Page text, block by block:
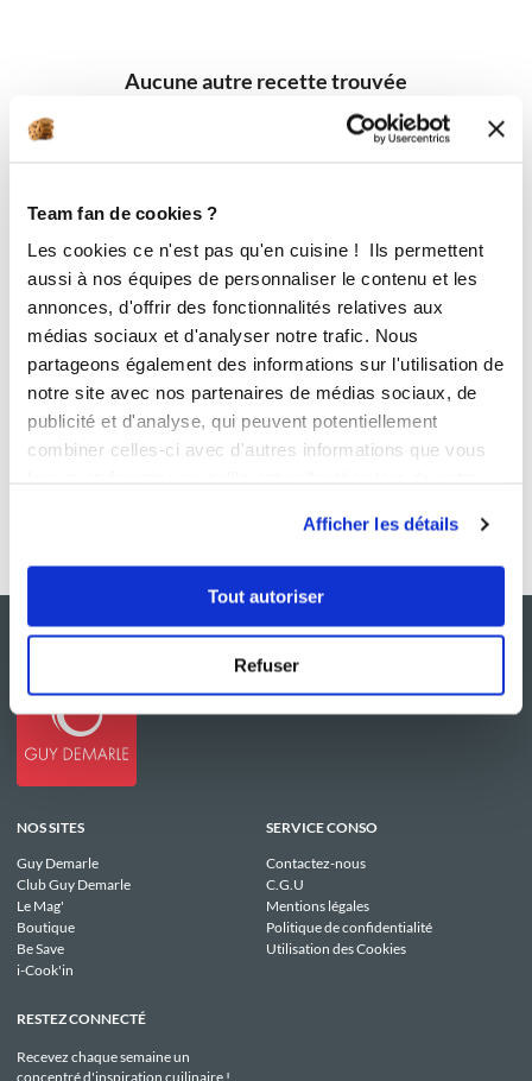
Team fan de cookies ?
Les cookies ce n'est pas qu'en cuisine ! Ils permettent
aussi à nos équipes de personnaliser le contenu et les
annonces, d'offrir des fonctionnalités relatives aux
médias sociaux et d'analyser notre trafic. Nous
partageons également des informations sur l'utilisation de
notre site avec nos partenaires de médias sociaux, de
publicité et d'analyse, qui peuvent potentiellement
combiner celles-ci avec d'autres informations que vous
Afficher les détails
Tout autoriser
Refuser
Aucune autre recette trouvée
NOS SITES
Guy Demarle
Club Guy Demarle
Le Mag'
Boutique
Be Save
i-Cook'in
SERVICE CONSO
Contactez-nous
C.G.U
Mentions légales
Politique de confidentialité
Utilisation des Cookies
RESTEZ CONNECTÉ
Recevez chaque semaine un
concentré d'inspiration cuilinaire !